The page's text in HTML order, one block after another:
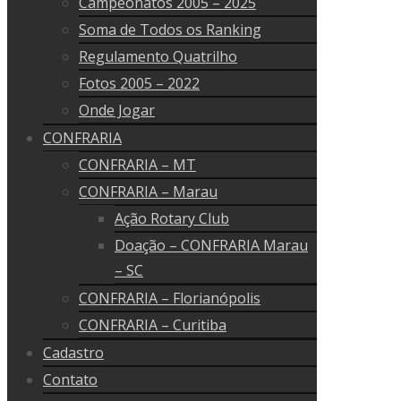
Soma de Todos os Ranking
Regulamento Quatrilho
Fotos 2005 – 2022
Onde Jogar
CONFRARIA
CONFRARIA – MT
CONFRARIA – Marau
Ação Rotary Club
Doação – CONFRARIA Marau
– SC
CONFRARIA – Florianópolis
CONFRARIA – Curitiba
Cadastro
Contato